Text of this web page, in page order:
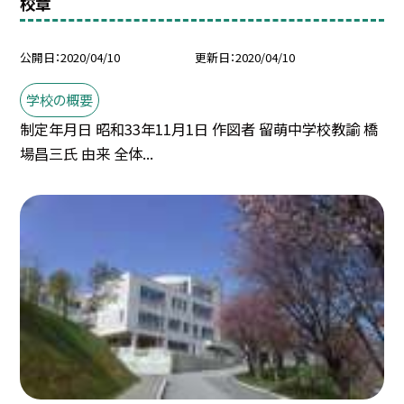
公開日 2020/04/10 更新日 2020/04/10
学校の概要
制定年月日 昭和33年11月1日 作図者 留萌中学校教諭 橋
場昌三氏 由来 全体...